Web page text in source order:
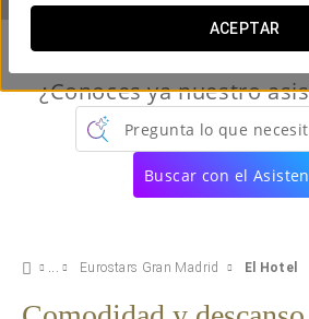
ACEPTAR
¿Conoces ya nuestro
Pregunta lo que
Buscar con el
Eurostars Gran Madrid El Hotel